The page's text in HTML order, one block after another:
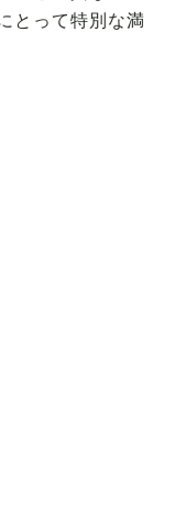
とって特別な満